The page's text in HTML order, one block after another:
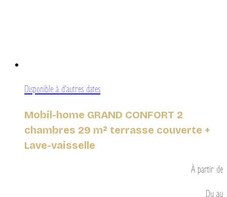
Disponible à d’autres dates
Mobil-home GRAND CONFORT 2
chambres 29 m² terrasse couverte +
Lave-vaisselle
À partir de
Du au